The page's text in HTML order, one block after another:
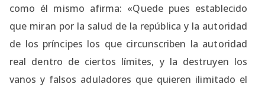
como él mismo afirma: «Quede pues establecido
que miran por la salud de la república y la autoridad
de los príncipes los que circunscriben la autoridad
real dentro de ciertos límites, y la destruyen los
vanos y falsos aduladores que quieren ilimitado el